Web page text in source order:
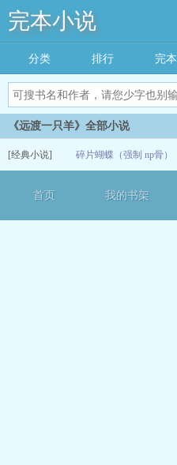
完本小说
分类 排行 完本
《远渡一只羊》全部小说
[经典小说] 碎片蝴蝶（强制 np骨）
首页 我的书架